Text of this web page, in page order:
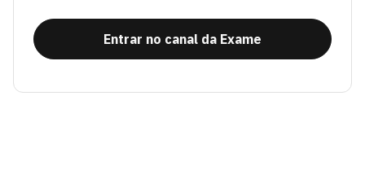
Entrar no canal da Exame